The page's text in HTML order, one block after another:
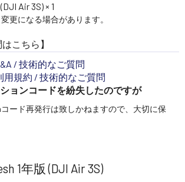
Air 3S) × 1
更になる場合があります。
こちら】
/ 技術的なご質問
用規約 / 技術的なご質問
ョンコードを紛失したのですが
コード再発行は致しかねますので、大切に保
1年版 (DJI Air 3S)